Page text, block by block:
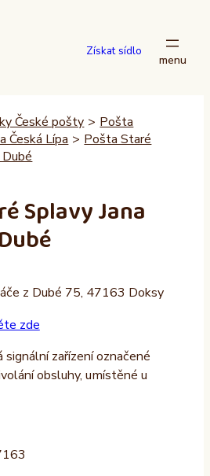
Získat sídlo
České pošty > Pošta
Česká Lípa > Pošta Staré
Splavy Jana
z Dubé 75, 47163 Doksy
zde
signální zařízení označené
obsluhy, umístěné u